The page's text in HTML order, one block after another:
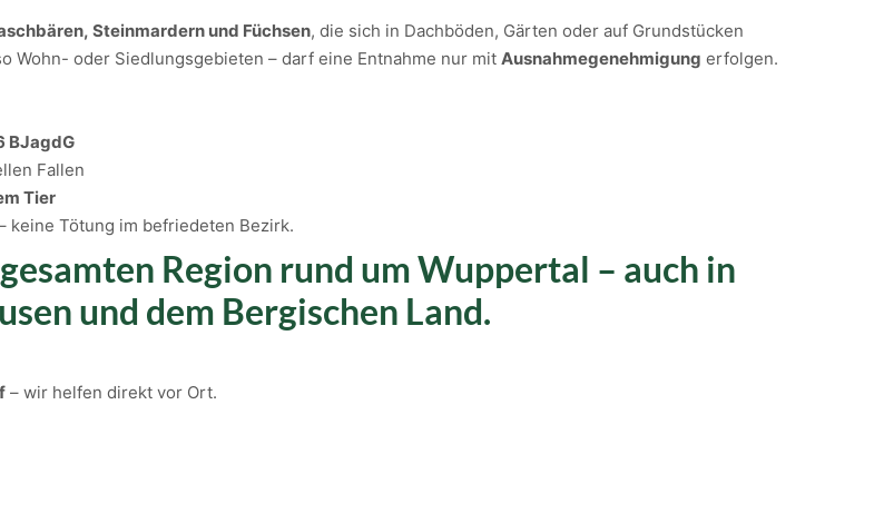
Steinmardern und Füchsen, die sich in Dachböden, Gärten oder auf Grundstücken
Wohn- oder Siedlungsgebieten – darf eine Entnahme nur mit Ausnahmegenehmigung erfolgen.
BJagdG
Fallen
Tier
keine Tötung im befriedeten Bezirk.
Region rund um Wuppertal – auch in
und dem Bergischen Land.
– wir helfen direkt vor Ort.